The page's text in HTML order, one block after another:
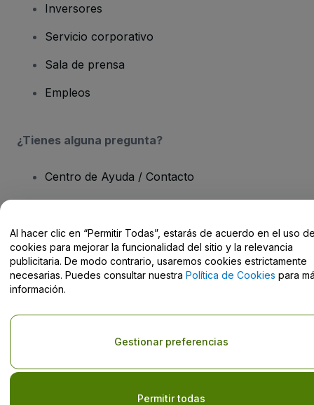
Inversores
Servicio corporativo
Sala de prensa
Empleos
¿Tienes alguna pregunta?
Centro de Ayuda / Contacto
Derechos reservados © viagogo GmbH 2026 Datos de la Empresa
El uso de este sitio web constituye la aceptación de losTérminos y
Condiciones, de laPolítica de Privacidad, de laPolítica de Cookies
y de laPolítica de Privacidad para Móviles
privacidad
Al hacer clic en “Permitir Todas”, estarás de acuerdo en el uso
cookies para mejorar la funcionalidad del sitio y la relevancia
publicitaria. De modo contrario, usaremos cookies estrictamente
necesarias. Puedes consultar nuestra Política de Cookies para
información.
Permitir todas
Gestionar preferencias